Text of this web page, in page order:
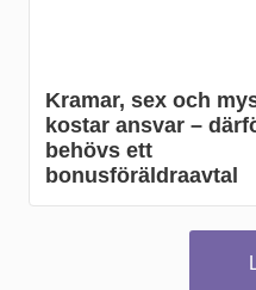
Kramar, sex och
kostar ansvar –
behövs ett
bonusföräldraavtal